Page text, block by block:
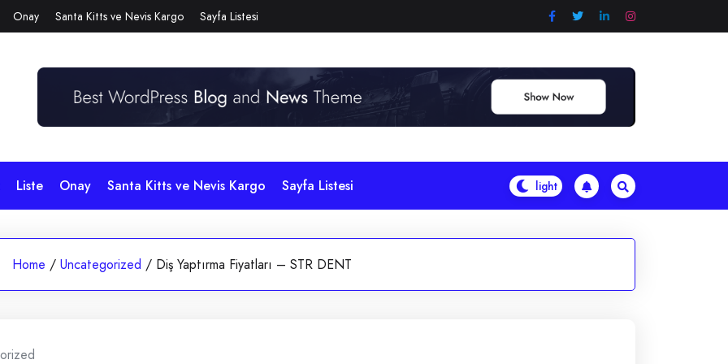
Onay Santa Kitts ve Nevis Kargo Sayfa Listesi
Liste Onay Santa Kitts ve Nevis Kargo Sayfa Listesi
Home / Uncategorized / Diş Yaptırma Fiyatları – STR DENT